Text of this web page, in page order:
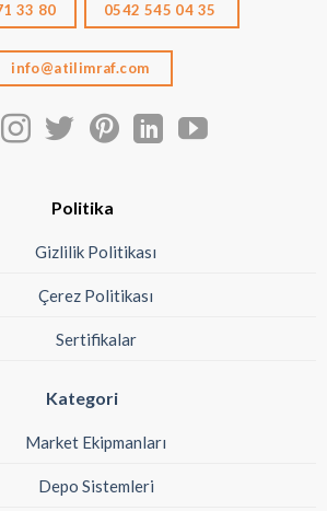
33 80 0542 545 04 35
info@atilimraf.com
Politika
Gizlilik Politikası
Çerez Politikası
Sertifikalar
Kategori
Market Ekipmanları
Depo Sistemleri